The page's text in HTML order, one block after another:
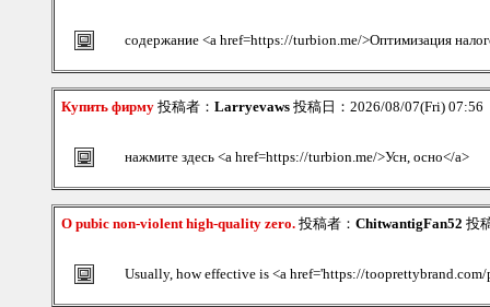
содержание <a href=https://turbion.me/>Оптимизация
Купить фирму 投稿者： Larryevaws 投稿日：2026/08/07(Fri) 07:56
нажмите здесь <a href=https://turbion.me/>Усн, осно</a>
O pubic non-violent high-quality zero. 投稿者： ChitwantigFan52 投
Usually, how effective is <a href='https://